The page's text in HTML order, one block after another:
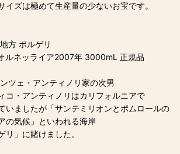
イズは極めて生産量の少ないお宝です。
方 ボルゲリ
ルネッライア2007年 3000mL 正規品
ツェ・アンティノリ家の次男
コ・アンティノリはカリフォルニアで
いましたが「サンテミリオンとポムロールの
の気候」といわれる海岸
リ」に賭けました。